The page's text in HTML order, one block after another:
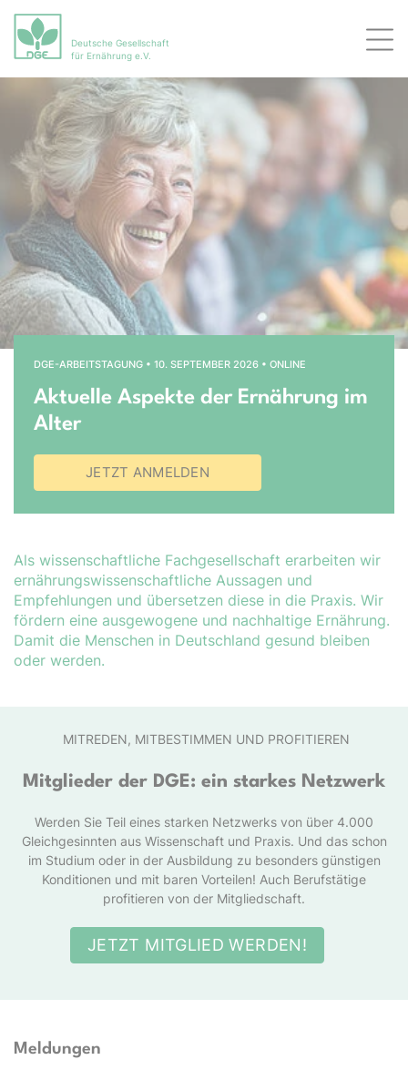
Deutsche Gesellschaft
für Ernährung e.V.
Startseite
Bühnenslider überspringen
DGE-ARBEITSTAGUNG • 10. SEPTEMBER 2026 • ONLINE
Aktuelle Aspekte der Ernährung im
Alter
JETZT ANMELDEN
Als wissenschaftliche Fachgesellschaft erarbeiten wir
er­nähr­ungs­wis­sen­schaft­liche Aussagen und
Empfehlungen und übersetzen diese in die Praxis. Wir
fördern eine ausgewogene und nachhaltige Ernährung.
Damit die Menschen in Deutschland gesund bleiben
oder werden.
MITREDEN, MITBESTIMMEN UND PROFITIEREN
Mitglieder der DGE: ein starkes Netzwerk
Werden Sie Teil eines starken Netzwerks von über 4.000
Gleichgesinnten aus Wissenschaft und Praxis. Und das schon
im Studium oder in der Ausbildung zu besonders günstigen
Konditionen und mit baren Vorteilen! Auch Berufstätige
profitieren von der Mitgliedschaft.
JETZT MITGLIED WERDEN!
Meldungen